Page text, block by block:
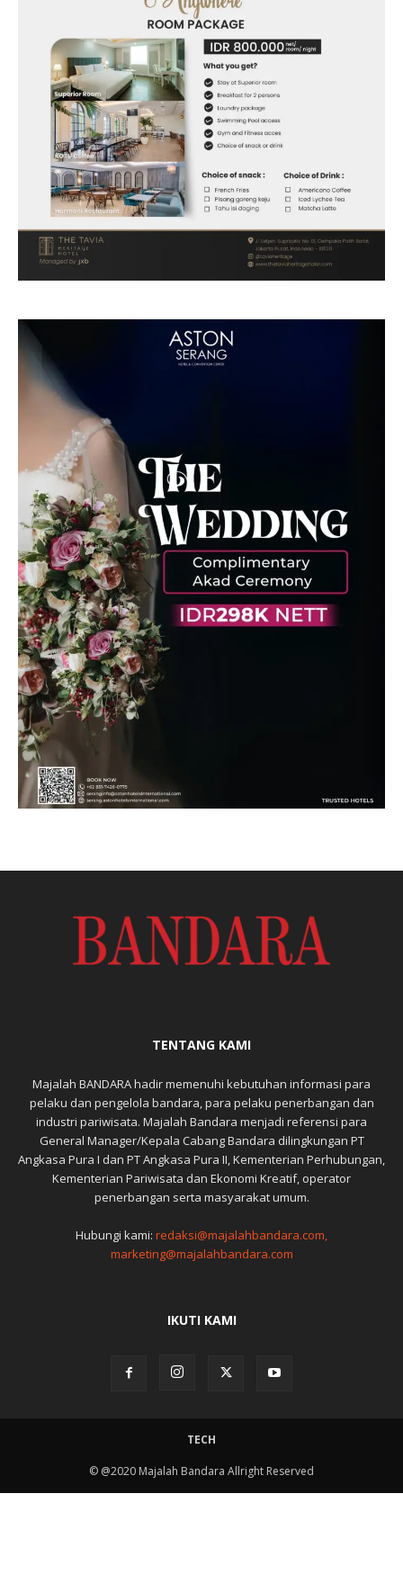
TENTANG KAMI
Majalah BANDARA hadir memenuhi kebutuhan informasi para
pelaku dan pengelola bandara, para pelaku penerbangan dan
industri pariwisata. Majalah Bandara menjadi referensi para
General Manager/Kepala Cabang Bandara dilingkungan PT
Angkasa Pura I dan PT Angkasa Pura II, Kementerian Perhubungan,
Kementerian Pariwisata dan Ekonomi Kreatif, operator
penerbangan serta masyarakat umum.
Hubungi kami: redaksi@majalahbandara.com,
marketing@majalahbandara.com
IKUTI KAMI
TECH
© @2020 Majalah Bandara Allright Reserved